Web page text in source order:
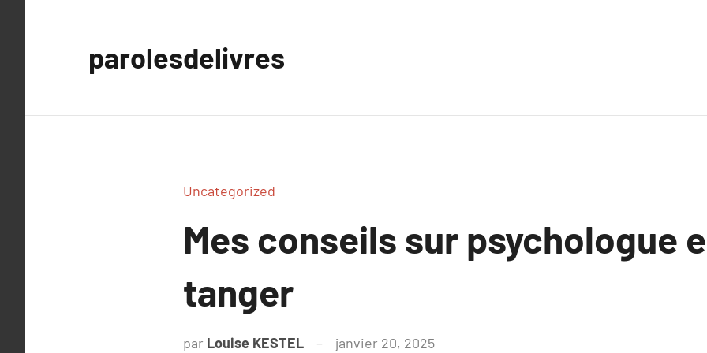
parolesdelivres
Uncategorized
Mes conseils sur psychologue
tanger
par Louise KESTEL janvier 20, 2025